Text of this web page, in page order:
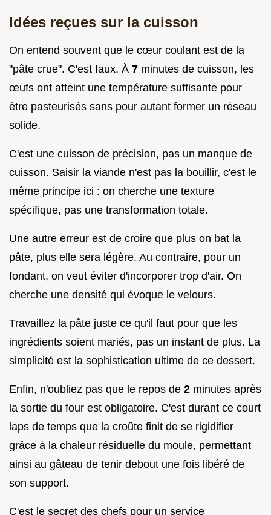
Idées reçues sur la cuisson
On entend souvent que le cœur coulant est de la
"pâte crue". C'est faux. À 7 minutes de cuisson, les
œufs ont atteint une température suffisante pour
être pasteurisés sans pour autant former un réseau
solide.
C'est une cuisson de précision, pas un manque de
cuisson. Saisir la viande n'est pas la bouillir, c'est le
même principe ici : on cherche une texture
spécifique, pas une transformation totale.
Une autre erreur est de croire que plus on bat la
pâte, plus elle sera légère. Au contraire, pour un
fondant, on veut éviter d'incorporer trop d'air. On
cherche une densité qui évoque le velours.
Travaillez la pâte juste ce qu'il faut pour que les
ingrédients soient mariés, pas un instant de plus. La
simplicité est la sophistication ultime de ce dessert.
Enfin, n'oubliez pas que le repos de 2 minutes après
la sortie du four est obligatoire. C'est durant ce court
laps de temps que la croûte finit de se rigidifier
grâce à la chaleur résiduelle du moule, permettant
ainsi au gâteau de tenir debout une fois libéré de
son support.
C'est le secret des chefs pour un service